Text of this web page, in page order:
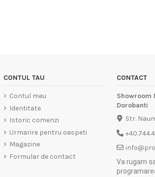
CONTUL TAU
Contul meu
Identitate
Istoric comenzi
Urmarire pentru oaspeti
Magazine
Formular de contact
CONTACT
Showroom
Dorobanti
Str.
Va rugam